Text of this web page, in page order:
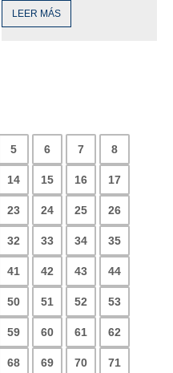
LEER MÁS
5 6 7 8
14 15 16 17
23 24 25 26
32 33 34 35
41 42 43 44
50 51 52 53
59 60 61 62
68 69 70 71